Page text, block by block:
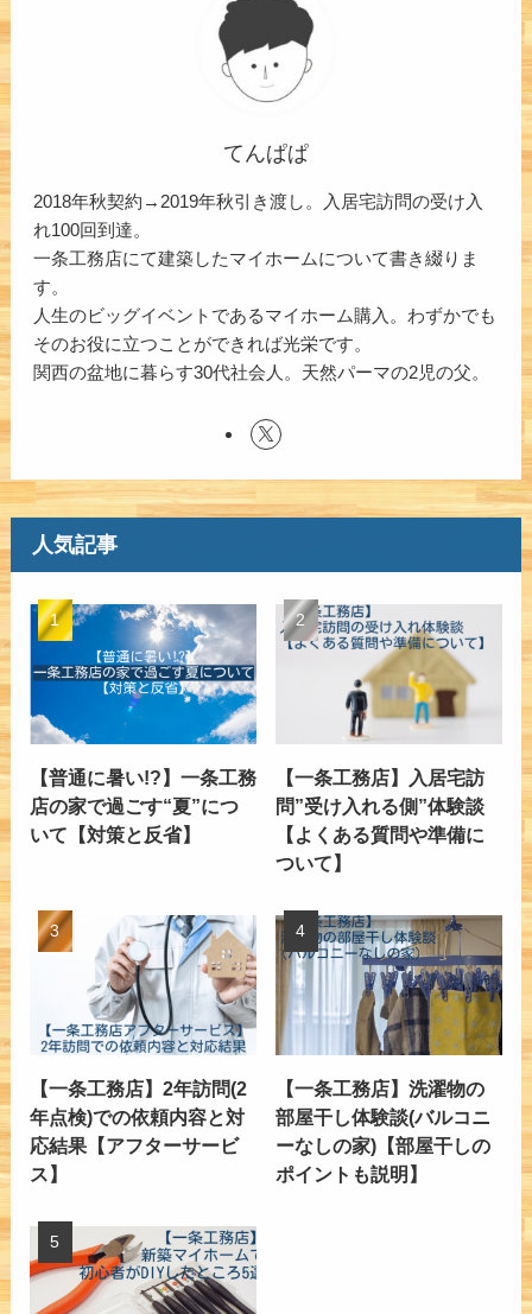
てんぱぱ
2018年秋契約→2019年秋引き渡し。入居宅訪問の受け入
れ100回到達。
一条工務店にて建築したマイホームについて書き綴りま
す。
人生のビッグイベントであるマイホーム購入。わずかでも
そのお役に立つことができれば光栄です。
関西の盆地に暮らす30代社会人。天然パーマの2児の父。
人気記事
【普通に暑い!?】一条工務
店の家で過ごす“夏”につ
いて【対策と反省】
【一条工務店】入居宅訪
問”受け入れる側”体験談
【よくある質問や準備に
ついて】
【一条工務店】2年訪問(2
年点検)での依頼内容と対
応結果【アフターサービ
ス】
【一条工務店】洗濯物の
部屋干し体験談(バルコニ
ーなしの家)【部屋干しの
ポイントも説明】